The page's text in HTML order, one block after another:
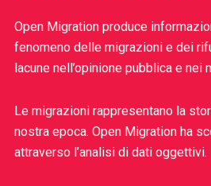
Open Migration produce
fenomeno delle migrazioni e dei
lacune nell’opinione pubblica e nei
Le migrazioni rappresentano la
nostra epoca. Open Migration ha
attraverso l’analisi di dati oggettivi.